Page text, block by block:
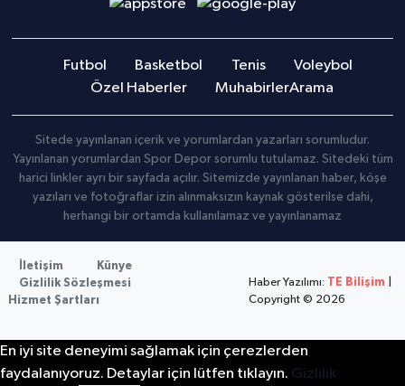
Futbol Basketbol Tenis
Voleybol
Özel Haberler
MuhabirlerArama
Sitede yayınlanan içerik ve yorumlardan yazarları sorumludur.
Yayınlanan yorumlardan Spor Depor sorumlu tutulamaz. Sitedeki tüm
harici linkler ayrı bir sayfada açılır. Sitemizde yayınlanan haber, köşe
yazıları ve fotoğraflar izin alınmaksızın kaynak gösterilse dahi,
herhangi bir ortamda kullanılamaz ve yayınlanamaz
İletişim
Künye
Gizlilik Sözleşmesi
Hizmet Şartları
Haber Yazılımı: TE Bilişim
Copyright © 2026
En iyi site deneyimi sağlamak için çerezlerden
faydalanıyoruz. Detaylar için lütfen tıklayın. Gizlilik